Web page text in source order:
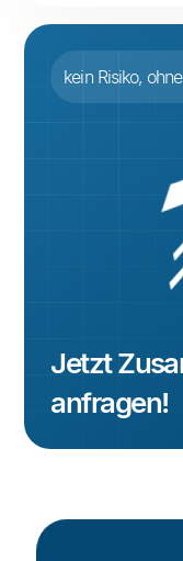
kein Risiko,
Jetzt
anfragen!